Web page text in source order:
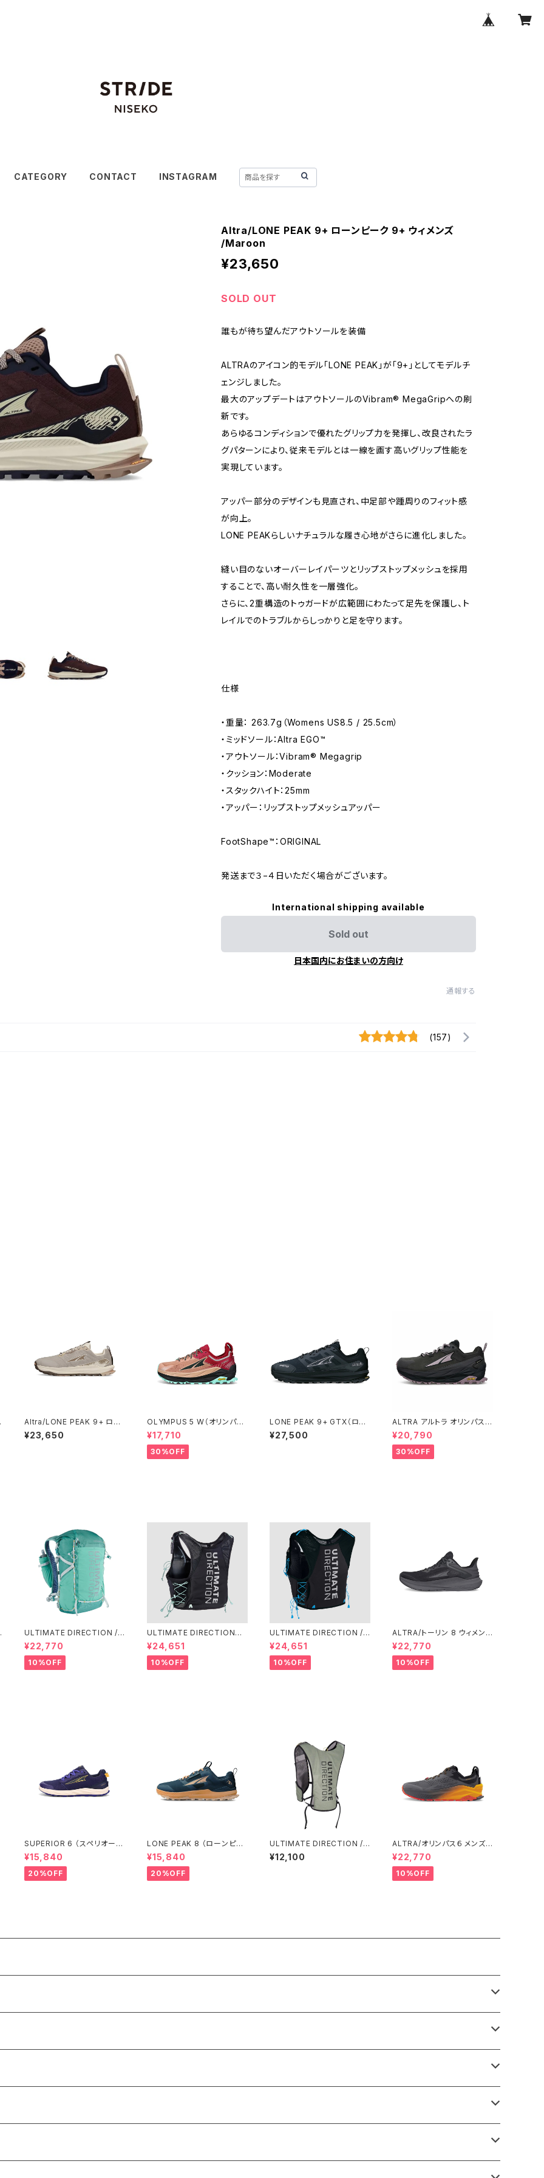
CATEGORY CONTACT INSTAGRAM
Altra/LONE PEAK 9+ ローンピーク 9+ ウィメンズ
/Maroon
¥23,650
SOLD OUT
誰もが待ち望んだアウトソールを装備
ALTRAのアイコン的モデル「LONE PEAK」が「9+」としてモデルチ
ェンジしました。
最大のアップデートはアウトソールのVibram® MegaGripへの刷
新です。
あらゆるコンディションで優れたグリップ力を発揮し、改良されたラ
グパターンにより、従来モデルとは一線を画す高いグリップ性能を
実現しています。
アッパー部分のデザインも見直され、中足部や踵周りのフィット感
が向上。
LONE PEAKらしいナチュラルな履き心地がさらに進化しました。
縫い目のないオーバーレイパーツとリップストップメッシュを採用
することで、高い耐久性を一層強化。
さらに、2重構造のトゥガードが広範囲にわたって足先を保護し、ト
レイルでのトラブルからしっかりと足を守ります。
仕様
・重量： 263.7g（Womens US8.5 / 25.5cm）
・ミッドソール：Altra EGO™
・アウトソール：Vibram® Megagrip
・クッション：Moderate
・スタックハイト：25mm
・アッパー：リップストップメッシュアッパー
FootShape™：ORIGINAL
発送まで３−４日いただく場合がございます。
International shipping available
Sold out
日本国内にお住まいの方向け
通報する
(157)
Altra/LONE PEAK 9+ ロー
ンピーク 9+ ウィメンズ /Tau
pe
¥23,650
OLYMPUS 5 W（オリンパス
5）ウィメンズ Brown/Red
¥17,710
30%OFF
LONE PEAK 9+ GTX（ロー
ンピーク 9+） ウィメンズ Bla
ck
¥27,500
ALTRA アルトラ オリンパス 5
ハイク ロー ゴアテックス ウィ
メンズ Gray/Black
¥20,790
30%OFF
ULTIMATE DIRECTION /
アルティメット ディレクション
Fastpackher 20 Wome
n'S / Emerald 2.0
¥22,770
10%OFF
ULTIMATE DIRECTIONア
ルディメット ディレクション/ X
ODUS VESTA（エクソドス
ベスタ）ウィメンズ / ONYX
¥24,651
10%OFF
ULTIMATE DIRECTION /
アルティメット ディレクション
XODUS VEST（エクソドス
ベスト）メンズ / ONYX
¥24,651
10%OFF
ALTRA/トーリン 8 ウィメン
ズ Black/Black
¥22,770
10%OFF
SUPERIOR 6 （スペリオール
6） ウィメンズ Dark Purple
¥15,840
20%OFF
LONE PEAK 8 （ローンピー
ク 8） ウィメンズ Navy/Cora
l¥15,840
20%OFF
ULTIMATE DIRECTION /
アルティメット ディレクション
Tarmac Vest / AGAVE GR
¥12,100
ALTRA/オリンパス６ メンズ
BLACK/ORANGE
¥22,770
10%OFF